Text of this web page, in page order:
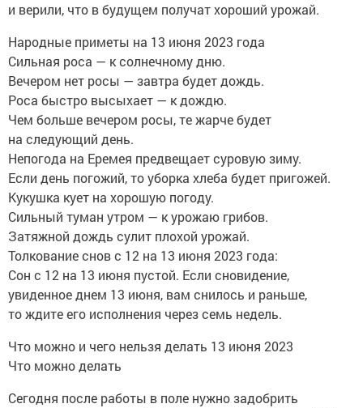
и верили, что в будущем получат хороший урожай.
Народные приметы на 13 июня 2023 года
Сильная роса — к солнечному дню.
Вечером нет росы — завтра будет дождь.
Роса быстро высыхает — к дождю.
Чем больше вечером росы, те жарче будет
на следующий день.
Непогода на Еремея предвещает суровую зиму.
Если день погожий, то уборка хлеба будет пригожей.
Кукушка кует на хорошую погоду.
Сильный туман утром — к урожаю грибов.
Затяжной дождь сулит плохой урожай.
Толкование снов с 12 на 13 июня 2023 года:
Сон с 12 на 13 июня пустой. Если сновидение,
увиденное днем 13 июня, вам снилось и раньше,
то ждите его исполнения через семь недель.
Что можно и чего нельзя делать 13 июня 2023
Что можно делать
Сегодня после работы в поле нужно задобрить